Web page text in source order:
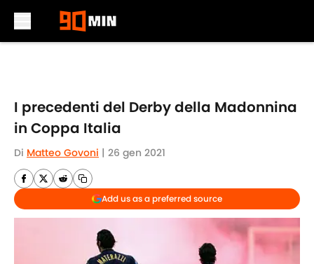
I precedenti del Derby della Madonnina
in Coppa Italia
Di Matteo Govoni | 26 gen 2021
Add us as a preferred source